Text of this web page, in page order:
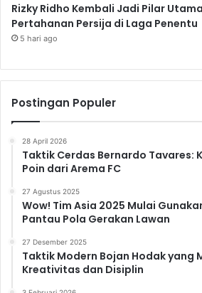
Rizky Ridho Kembali Jadi Pilar Utama
Pertahanan Persija di Laga Penentu
5 hari ago
Postingan Populer
28 April 2026
Taktik Cerdas Bernardo Tavares:
Poin dari Arema FC
27 Agustus 2025
Wow! Tim Asia 2025 Mulai
Pantau Pola Gerakan Lawan
27 Desember 2025
Taktik Modern Bojan Hodak yang
Kreativitas dan Disiplin